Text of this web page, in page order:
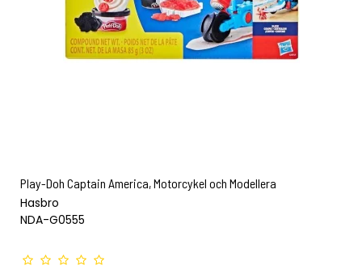
Play-Doh Captain America, Motorcykel och Modellera
Hasbro
NDA-G0555